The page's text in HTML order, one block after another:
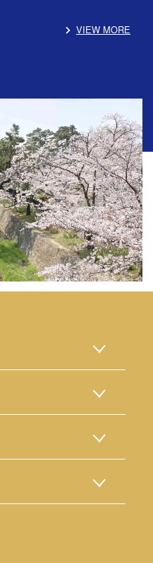
VIEW MORE